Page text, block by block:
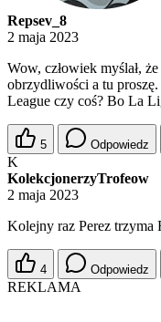
Repsev_8
2 maja 2023
Wow, człowiek myślał,
obrzydliwości a tu proszę.
League czy coś? Bo La
5 Odpowiedz
K
KolekcjonerzyTrofeow
2 maja 2023
Kolejny raz Perez trzyma
4 Odpowiedz
REKLAMA